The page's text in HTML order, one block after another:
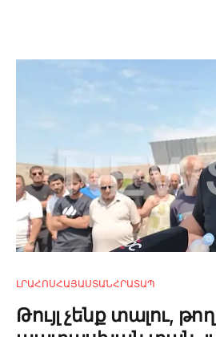
ԼՐԱՀՈՍՀԱՅԱՍՏԱՆՀՐԱՏԱՊ
Թույլ չենք տալու,